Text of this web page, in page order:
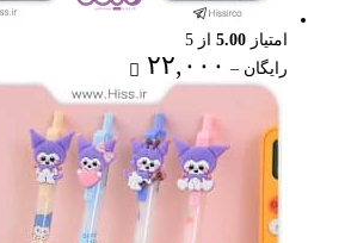
امتیاز 5.00 از 5
رایگان – ۲۲,۰۰۰
رایگان
through
۲۲,۰۰۰ تومان